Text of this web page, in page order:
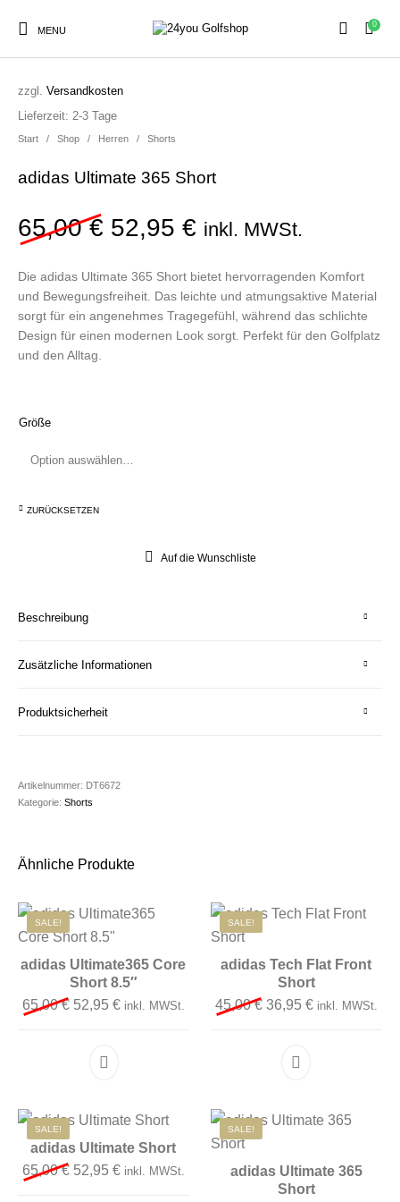
MENU
0
Sale Herren
Zubehör
SALE!
Start / Shop / Herren / Shorts
adidas Ultimate 365 Short
65,00€ Ursprünglicher Preis
52,95€ Aktueller Preis
inkl. MWSt.
zzgl.Versandkosten
Die adidas Ultimate 365 Short bietet hervorragenden Komfort
und Bewegungsfreiheit. Das leichte und atmungsaktive Material
sorgt für ein angenehmes Tragegefühl, während das schlichte
Design für einen modernen Look sorgt. Perfekt für den Golfplatz
und den Alltag.
Lieferzeit:2-3 Tage
Größe
ZURÜCKSETZEN
Auf die Wunschliste
Beschreibung
Zusätzliche Informationen
Produktsicherheit
Artikelnummer: DT6672
Kategorie:Shorts
Ähnliche Produkte
SALE!
adidas Ultimate365 Core
Short 8.5″
65,00€ Ursprünglicher Preis war: 65,00 €
52,95€Aktueller Preis ist: 52,95 €.
inkl. MWSt.
Dieses Produkt weist mehrere Varianten auf.
SALE!
adidas Tech Flat Front
Short
45,00€ Ursprünglicher Preis
36,95 €Aktueller
inkl. MWSt.
Dieses Produkt
SALE!
adidas Ultimate Short
65,00€ Ursprünglicher Preis war: 65,00 €
52,95€Aktueller Preis ist: 52,95 €.
inkl. MWSt.
SALE!
adidas Ultimate 365
Short